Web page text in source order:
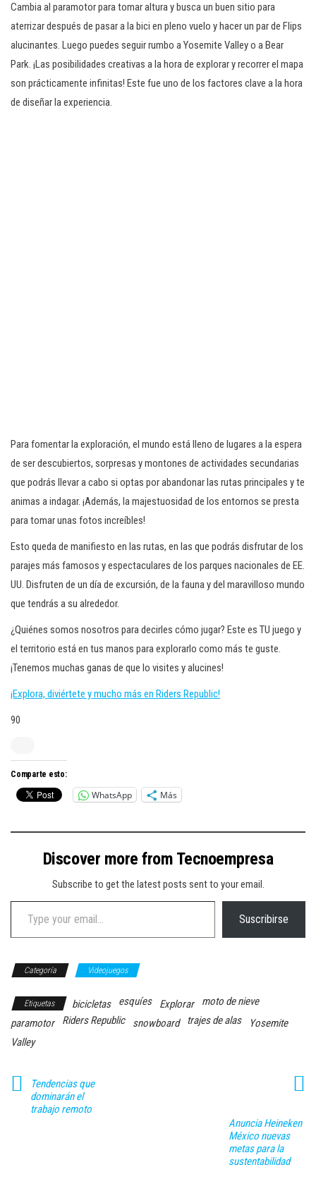
Cambia al paramotor para tomar altura y busca un buen sitio para
aterrizar después de pasar a la bici en pleno vuelo y hacer un par de Flips
alucinantes. Luego puedes seguir rumbo a Yosemite Valley o a Bear
Park. ¡Las posibilidades creativas a la hora de explorar y recorrer el mapa
son prácticamente infinitas! Este fue uno de los factores clave a la hora
de diseñar la experiencia.
Para fomentar la exploración, el mundo está lleno de lugares a la espera
de ser descubiertos, sorpresas y montones de actividades secundarias
que podrás llevar a cabo si optas por abandonar las rutas principales y te
animas a indagar. ¡Además, la majestuosidad de los entornos se presta
para tomar unas fotos increíbles!
Esto queda de manifiesto en las rutas, en las que podrás disfrutar de los
parajes más famosos y espectaculares de los parques nacionales de EE.
UU. Disfruten de un día de excursión, de la fauna y del maravilloso mundo
que tendrás a su alrededor.
¿Quiénes somos nosotros para decirles cómo jugar? Este es TU juego y
el territorio está en tus manos para explorarlo como más te guste.
¡Tenemos muchas ganas de que lo visites y alucines!
¡Explora, diviértete y mucho más en Riders Republic!
90
Comparte esto:
WhatsApp Más
Discover more from Tecnoempresa
Subscribe to get the latest posts sent to your email.
Type your email…
Suscribirse
Categoría Videojuegos
Etiquetas bicicletas esquíes Explorar
moto de nieve
paramotor
Riders Republic snowboard trajes de alas
Yosemite
Valley
Tendencias que
dominarán el
trabajo remoto
Anuncia Heineken
México nuevas
metas para la
sustentabilidad